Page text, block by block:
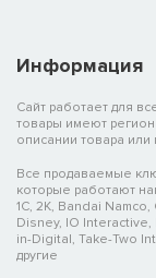
Информация
Сайт работает для
товары имеют
описании товара
Все продаваемые
которые работают
1C, 2K, Bandai
Disney, IO
in-Digital, Take-Two
другие